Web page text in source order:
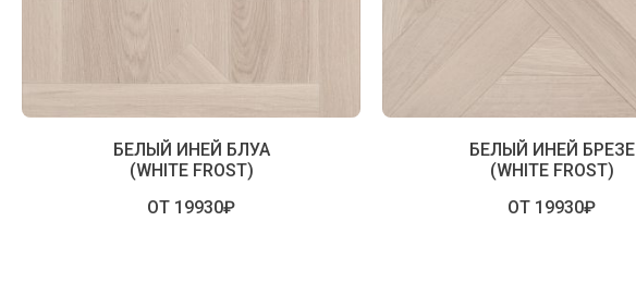
БЕЛЫЙ ИНЕЙ БЛУА
(WHITE FROST)
ОТ 19930₽
БЕЛЫЙ ИНЕЙ БРЕЗЕ
(WHITE FROST)
ОТ 19930₽